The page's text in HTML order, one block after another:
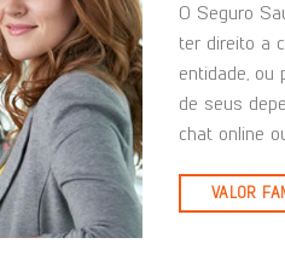
O Seguro
ter direito a
entidade, ou
de seus
chat online
VALOR